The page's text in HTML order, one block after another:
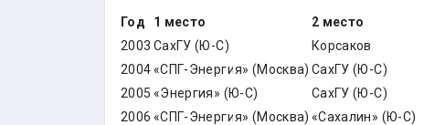
Год 1 место 2 место
2003 СахГУ (Ю-С) Корсаков
2004«СПГ-Энергия» (Москва) СахГУ (Ю-С)
2005 «Энергия» (Ю-С) СахГУ (Ю-С)
2006 «СПГ-Энергия» (Москва) «Сахалин» (Ю-С)